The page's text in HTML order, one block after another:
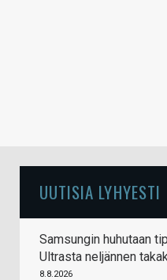
UUTISIA LYHYESTI
Samsungin huhutaan
Ultrasta neljännen
8.8.2026